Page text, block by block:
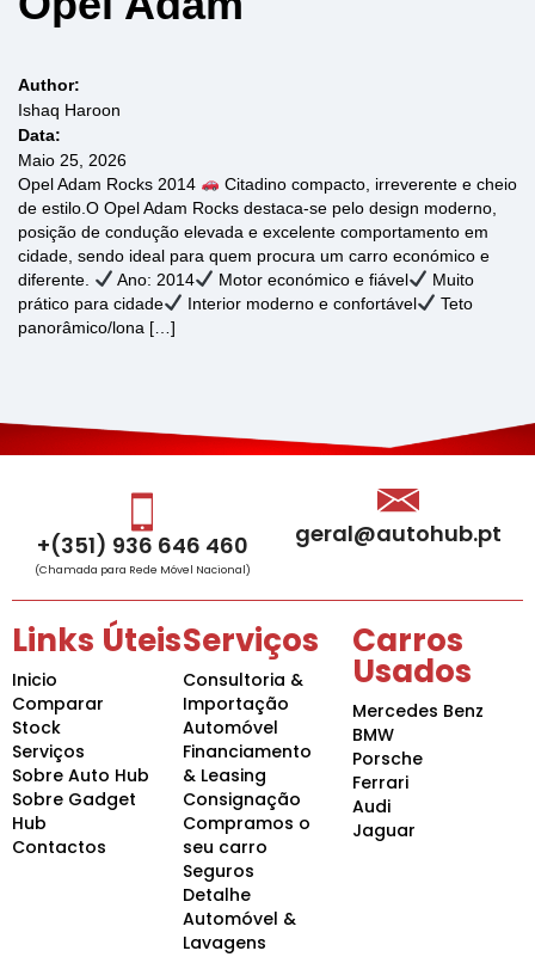
Author:
Ishaq Haroon
Data:
Maio 25, 2026
Opel Adam Rocks 2014
Citadino compacto, irreverente e cheio
de estilo.O Opel Adam Rocks destaca-se pelo design moderno,
posição de condução elevada e excelente comportamento em
cidade, sendo ideal para quem procura um carro económico e
diferente.
Ano: 2014 Motor económico e fiável
Muito
prático para cidade
Interior moderno e confortável
Teto
panorâmico/lona […]
+(351) 936 646 460
(Chamada para Rede Móvel Nacional)
geral@autohub.pt
Links Úteis
Inicio
Comparar
Stock
Serviços
Sobre Auto Hub
Sobre Gadget
Hub
Contactos
Serviços
Consultoria &
Importação
Automóvel
Financiamento
& Leasing
Consignação
Compramos o
seu carro
Seguros
Detalhe
Automóvel &
Lavagens
Carros
Usados
Mercedes Benz
BMW
Porsche
Ferrari
Audi
Jaguar